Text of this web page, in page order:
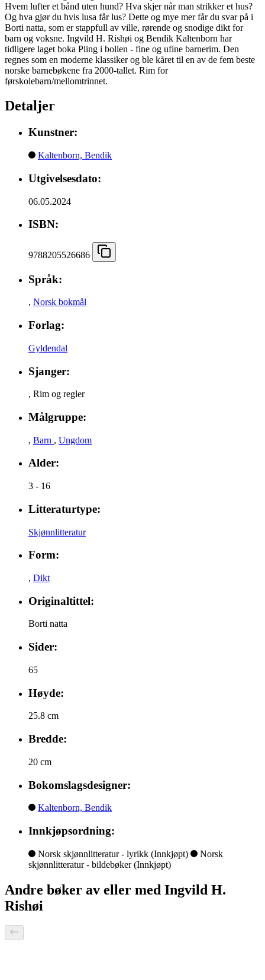
Hvem lufter et bånd uten hund? Hva skjer når man strikker et hus?
Og hva gjør du hvis lusa får lus? Dette og mye mer får du svar på i
Borti natta, som er stappfull av ville, rørende og snodige dikt for
barn og voksne. Ingvild H. Rishøi og Bendik Kaltenborn har
tidligere laget boka Pling i bollen - fine og ufine barnerim. Den
regnes som en moderne klassiker og ble kåret til en av de fem beste
norske barnebøkene fra 2000-tallet. Rim for
førskolebarn/mellomtrinnet.
Detaljer
Kunstner:
Kaltenborn, Bendik
Utgivelsesdato:
06.05.2024
ISBN:
9788205526686
Språk:
, Norsk bokmål
Forlag:
Gyldendal
Sjanger:
, Rim og regler
Målgruppe:
, Barn , Ungdom
Alder:
3 - 16
Litteraturtype:
Skjønnlitteratur
Form:
, Dikt
Originaltittel:
Borti natta
Sider:
65
Høyde:
25.8 cm
Bredde:
20 cm
Bokomslagsdesigner:
Kaltenborn, Bendik
Innkjøpsordning:
Norsk skjønnlitteratur - lyrikk (Innkjøpt)
Norsk
skjønnlitteratur - bildebøker(Innkjøpt)
Andre bøker av eller med Ingvild H.
Rishøi